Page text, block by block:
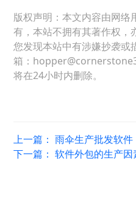
版权声明：本文内容由网络
有，本站不拥有其著作权，
您发现本站中有涉嫌抄袭或
箱：
将在24小时内删除。
上一篇：雨伞生产批发软件
下一篇：软件外包的生产因